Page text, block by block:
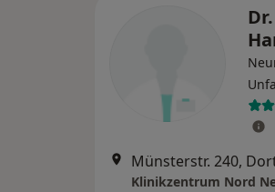
Münsterstr. 240,
Klinikzentrum Nord